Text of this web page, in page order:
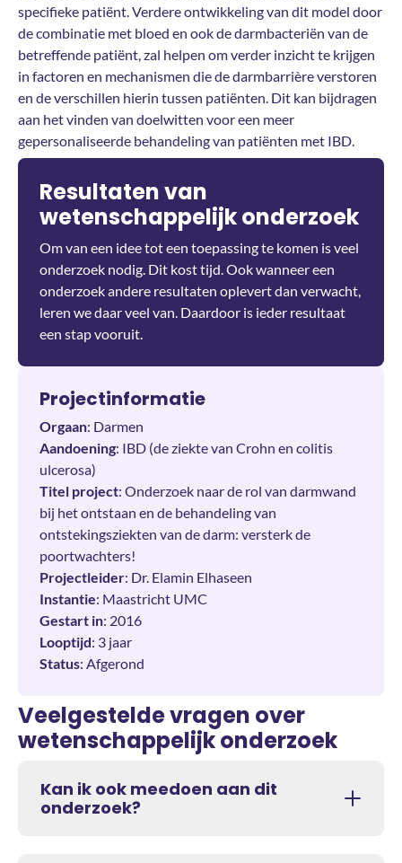
specifieke patiënt. Verdere ontwikkeling van dit model door
de combinatie met bloed en ook de darmbacteriën van de
betreffende patiënt, zal helpen om verder inzicht te krijgen
in factoren en mechanismen die de darmbarrière verstoren
en de verschillen hierin tussen patiënten. Dit kan bijdragen
aan het vinden van doelwitten voor een meer
gepersonaliseerde behandeling van patiënten met IBD.
Resultaten van
wetenschappelijk onderzoek
Om van een idee tot een toepassing te komen is veel
onderzoek nodig. Dit kost tijd. Ook wanneer een
onderzoek andere resultaten oplevert dan verwacht,
leren we daar veel van. Daardoor is ieder resultaat
een stap vooruit.
Projectinformatie
Orgaan: Darmen
Aandoening: IBD (de ziekte van Crohn en colitis
ulcerosa)
Titel project: Onderzoek naar de rol van darmwand
bij het ontstaan en de behandeling van
ontstekingsziekten van de darm: versterk de
poortwachters!
Projectleider: Dr. Elamin Elhaseen
Instantie: Maastricht UMC
Gestart in: 2016
Looptijd: 3 jaar
Status: Afgerond
Veelgestelde vragen over
wetenschappelijk onderzoek
Kan ik ook meedoen aan dit
onderzoek?